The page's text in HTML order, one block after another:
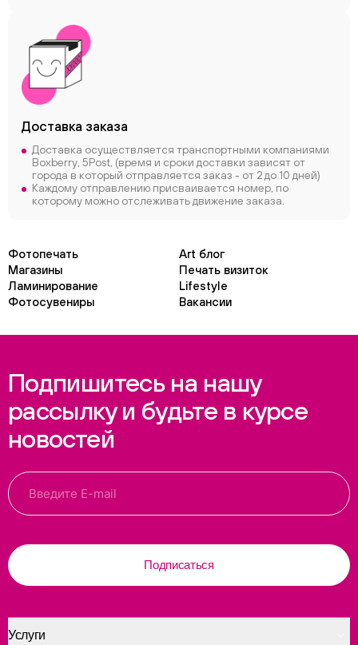
Доставка заказа
Доставка осуществляется транспортными компаниями
Boxberry, 5Post, (время и сроки доставки зависят от
города в который отправляется заказ - от 2 до 10 дней)
Каждому отправлению присваивается номер, по
которому можно отслеживать движение заказа.
Фотопечать
Art блог
Магазины
Печать визиток
Ламинирование
Lifestyle
Фотосувениры
Вакансии
Подпишитесь на нашу
рассылку и будьте в курсе
новостей
Подписаться
Услуги